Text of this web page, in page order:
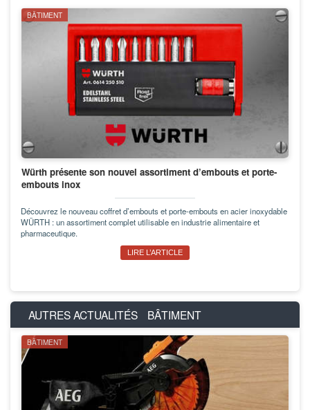
BÂTIMENT
Würth présente son nouvel assortiment d’embouts et porte-
embouts inox
Découvrez le nouveau coffret d’embouts et porte-embouts en acier inoxydable
WÜRTH : un assortiment complet utilisable en industrie alimentaire et
pharmaceutique.
LIRE L’ARTICLE
AUTRES ACTUALITÉS BÂTIMENT
BÂTIMENT